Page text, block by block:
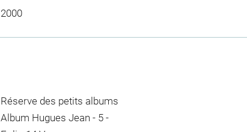
2000
Réserve des petits albums
Album Hugues Jean - 5 -